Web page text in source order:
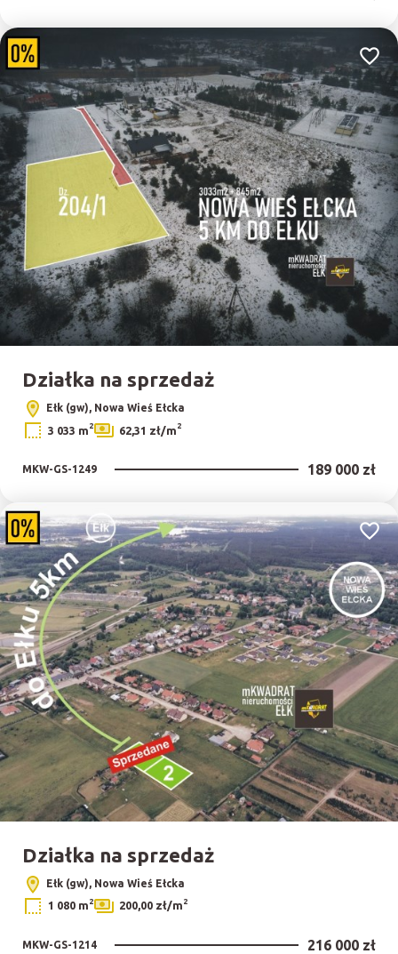
Działka na sprzedaż
Ełk (gw), Nowa Wieś Ełcka
3 033 m2 62,31 zł/m2
MKW-GS-1249 189 000 zł
Działka na sprzedaż
Ełk (gw), Nowa Wieś Ełcka
1 080 m2 200,00 zł/m2
MKW-GS-1214 216 000 zł